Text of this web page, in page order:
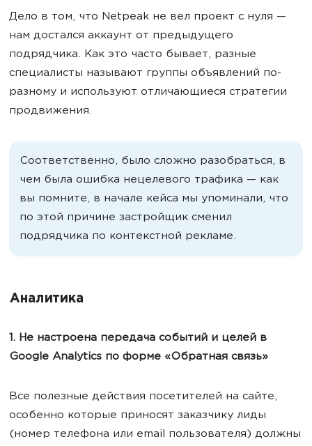
Дело в том, что Netpeak не вел проект с нуля —
нам достался аккаунт от предыдущего
подрядчика. Как это часто бывает, разные
специалисты называют группы объявлений по-
разному и используют отличающиеся стратегии
продвижения.
Соответственно, было сложно разобраться, в
чем была ошибка нецелевого трафика — как
вы помните, в начале кейса мы упоминали, что
по этой причине застройщик сменил
подрядчика по контекстной рекламе.
Аналитика
1. Не настроена передача событий и целей в
Google Analytics по форме «Обратная связь»
Все полезные действия посетителей на сайте,
особенно которые приносят заказчику лиды
(номер телефона или email пользователя) должны